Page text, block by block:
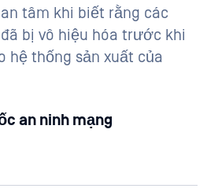
tâm khi biết rằng các
bị vô hiệu hóa trước khi
hệ thống sản xuất của
an ninh mạng